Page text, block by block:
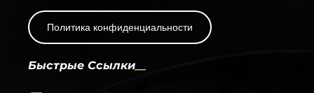
Политика конфиденциальности
Быстрые Ссылки